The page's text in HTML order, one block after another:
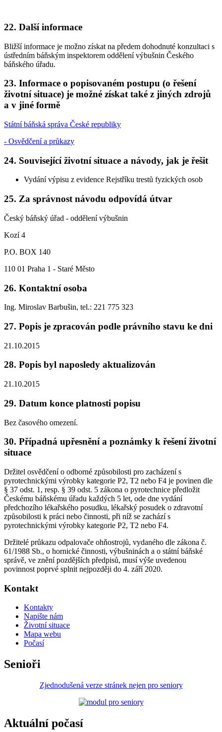
22. Další informace
Bližší informace je možno získat na předem dohodnuté konzultaci s
ústředním báňským inspektorem oddělení výbušnin Českého
báňského úřadu.
23. Informace o popisovaném postupu (o řešení
životní situace) je možné získat také z jiných zdrojů
a v jiné formě
Státní báňská správa České republiky
- Osvědčení a průkazy
24. Související životní situace a návody, jak je řešit
Vydání výpisu z evidence Rejstříku trestů fyzických osob
25. Za správnost návodu odpovídá útvar
Český báňský úřad - oddělení výbušnin
Kozí 4
P.O. BOX 140
110 01 Praha 1 - Staré Město
26. Kontaktní osoba
Ing. Miroslav Barbušin, tel.: 221 775 323
27. Popis je zpracován podle právního stavu ke dni
21.10.2015
28. Popis byl naposledy aktualizován
21.10.2015
29. Datum konce platnosti popisu
Bez časového omezení.
30. Případná upřesnění a poznámky k řešení životní
situace
Držitel osvědčení o odborné způsobilosti pro zacházení s
pyrotechnickými výrobky kategorie P2, T2 nebo F4 je povinen dle
§ 37 odst. 1, resp. § 39 odst. 5 zákona o pyrotechnice předložit
Českému báňskému úřadu každých 5 let, ode dne vydání
předchozího lékařského posudku, lékařský posudek o zdravotní
způsobilosti k práci nebo činnosti, při níž se zachází s
pyrotechnickými výrobky kategorie P2, T2 nebo F4.
Držitelé průkazu odpalovače ohňostrojů, vydaného dle zákona č.
61/1988 Sb., o hornické činnosti, výbušninách a o státní báňské
správě, ve znění pozdějších předpisů, musí výše uvedenou
povinnost poprvé splnit nejpozději do 4. září 2020.
Kontakt
Kontakty
Napište nám
Životní situace
Mapa webu
Počasí
Senioři
Zjednodušená verze stránek nejen pro seniory
Aktuální počasí